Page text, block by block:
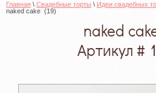
Главная \ Свадебные торты \ Идеи свадебных
naked cake  (19)
naked
Артикул #